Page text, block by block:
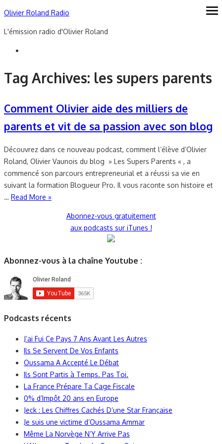
Skip
content
Olivier Roland Radio
L'émission radio d'Olivier Roland
Tag Archives: les supers parents
Comment Olivier aide des milliers de
parents et vit de sa passion avec son blog
Découvrez dans ce nouveau podcast, comment l’élève d’Olivier
Roland, Olivier Vaunois du blog » Les Supers Parents « , a
commencé son parcours entrepreneurial et a réussi sa vie en
suivant la formation Blogueur Pro. Il vous raconte son histoire et
… Read More »
Abonnez-vous gratuitement
aux podcasts sur iTunes !
Abonnez-vous à la chaîne Youtube :
Podcasts récents
J’ai Fui Ce Pays 7 Ans Avant Les Autres
Ils Se Servent De Vos Enfants
Oussama A Accepté Le Débat
Ils Sont Partis à Temps. Pas Toi.
La France Prépare Ta Cage Fiscale
0% d’Impôt 20 ans en Europe
Jeck : Les Chiffres Cachés D’une Star Française
Je suis une victime d’Oussama Ammar
Même La Norvège N’Y Arrive Pas